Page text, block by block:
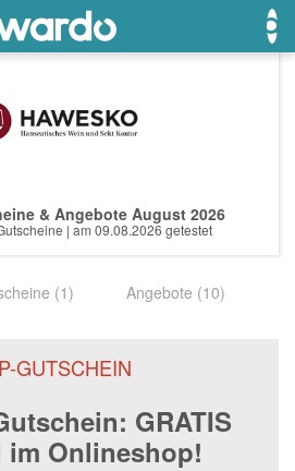
& Angebote August 2026
| am 09.08.2026 getestet
(1) Angebote (10)
GUTSCHEIN
GRATIS
im Onlineshop!